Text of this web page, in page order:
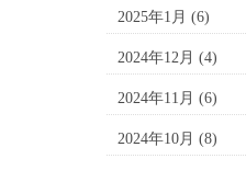
2025年1月 (6)
2024年12月 (4)
2024年11月 (6)
2024年10月 (8)